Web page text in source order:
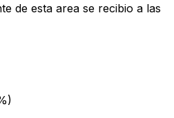
de esta area se recibio a las